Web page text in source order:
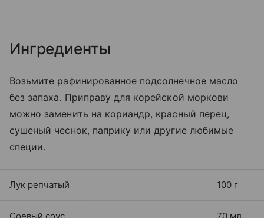
Ингредиенты
Возьмите рафинированное подсолнечное масло
без запаха. Приправу для корейской моркови
можно заменить на кориандр, красный перец,
сушеный чеснок, паприку или другие любимые
специи.
Лук репчатый 100 г